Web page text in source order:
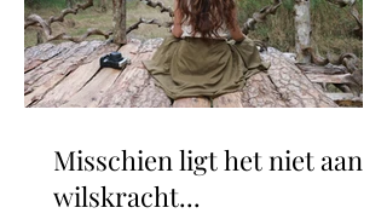
Misschien ligt het niet aan je
wilskracht...